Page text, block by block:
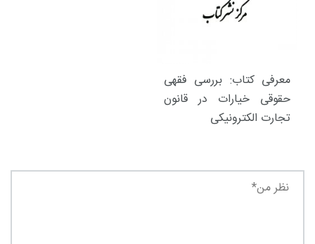
معرفی کتاب: بررسی فقهی
حقوقی خیارات در قانون
تجارت الکترونیکی